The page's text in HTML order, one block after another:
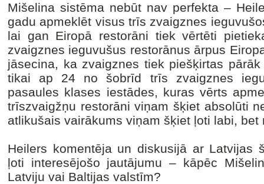
Mišelina sistēma nebūt nav perfekta –
gadu apmeklēt visus trīs zvaigznes
lai gan Eiropā restorāni tiek vērtēti
zvaigznes ieguvušus restorānus ārpus
jāsecina, ka zvaigznes tiek piešķirtas
tikai ap 24 no šobrīd trīs zvaigznes
pasaules klases iestādes, kuras vērts
trīszvaigžņu restorāni viņam šķiet absolūti
atlikušais vairākums viņam šķiet ļoti labi,
Heilers komentēja un diskusijā ar Latvijas
ļoti interesējošo jautājumu – kāpēc
Latviju vai Baltijas valstīm?